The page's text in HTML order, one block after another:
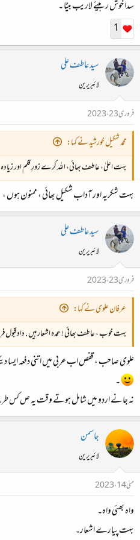
سدا خوش رہیئے لاریب بیٹا ۔
1
سید عاطف علی
لائبریرین
فروری 23، 2023
محمد شکیل خورشید نے کہا:
بہت اعلیٰ، عاطف بھائی، اللہ کرے زورِ قلم اور زیادہ
بہت شکریہ اور آداب شکیل بھائی ، ممنون ہوں ،
سید عاطف علی
لائبریرین
فروری 23، 2023
عرفان علوی نے کہا:
بہت خوب ، عاطف بھائی ! عمدہ اشعار ہیں . داد
علوی صاحب ، قفص اب عربی میں اتنی دفعہ ایسا
۔
نہ جانے اردو میں شامل ہوتے وقت یہ ص کس
جاسمن
لائبریرین
مئی 14، 2023
واہ بھئی واہ۔
بہت پیارے اشعار۔